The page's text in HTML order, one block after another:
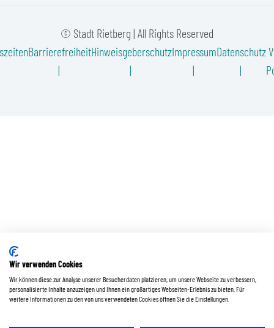
© Stadt Rietberg | All Rights Reserved
BarrierefreiheitHinweisgeberschutzImpressumDatenschutz
Wir verwenden Cookies
Wir können diese zur Analyse unserer Besucherdaten platzieren, um unsere Webseite zu verbessern,
personalisierte Inhalte anzuzeigen und Ihnen ein großartiges Webseiten-Erlebnis zu bieten. Für
weitere Informationen zu den von uns verwendeten Cookies öffnen Sie die Einstellungen.